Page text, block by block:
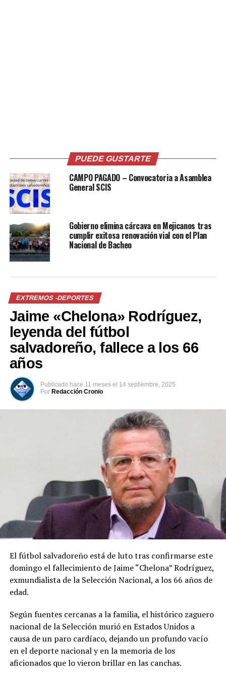
informaron que había indicios de una avalancha y al
Roskelley afirmó al periódico que su hijo y los
montañeros austríacos Lama, de 35 años de edad, y
Auer, de 28, “están muertos. No están desaparecidos”.
La ruta que los tres montañeros utilizaron para atacar
Howse Peak no fue abierta hasta 1999 por su dificultad.
Comparte esto:
Facebook X
Me gusta esto:
Alpinista keniano muere en
el Everest y su guía nepalí
está desaparecido
23 mayo, 2024
En «Internacionales»
Nueve esquiadores están
desaparecidos tras
avalancha en California
18 febrero, 2026
En «Internacionales»
Localizan vivas a 8 de 10
personas desaparecidas
tras una avalancha en una
pista de esquí en Austria
26 diciembre, 2022
PUEDE GUSTARTE
CAMPO PAGADO – Convocatoria a Asamblea
General SCIS
Gobierno elimina cárcava en Mejicanos tras
cumplir exitosa renovación vial con el Plan
Nacional de Bacheo
EXTREMOS -DEPORTES
Jaime «Chelona» Rodríguez,
leyenda del fútbol
salvadoreño, fallece a los 66
años
Publicado hace 11 meses el 14 septiembre, 2025
Por Redacción Cronio
El fútbol salvadoreño está de luto tras confirmarse este
domingo el fallecimiento de Jaime “Chelona” Rodríguez,
exmundialista de la Selección Nacional, a los 66 años de
edad.
Según fuentes cercanas a la familia, el histórico zaguero
nacional de la Selección murió en Estados Unidos a
causa de un paro cardíaco, dejando un profundo vacío
en el deporte nacional y en la memoria de los
aficionados que lo vieron brillar en las canchas.